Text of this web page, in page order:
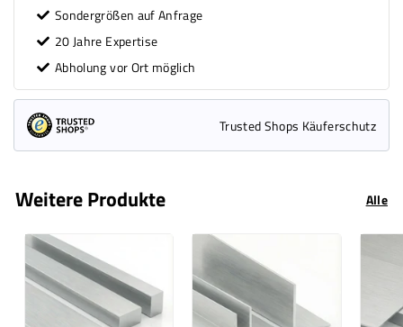
Sondergrößen auf Anfrage
20 Jahre Expertise
Abholung vor Ort möglich
Trusted Shops Käuferschutz
Weitere Produkte Alle